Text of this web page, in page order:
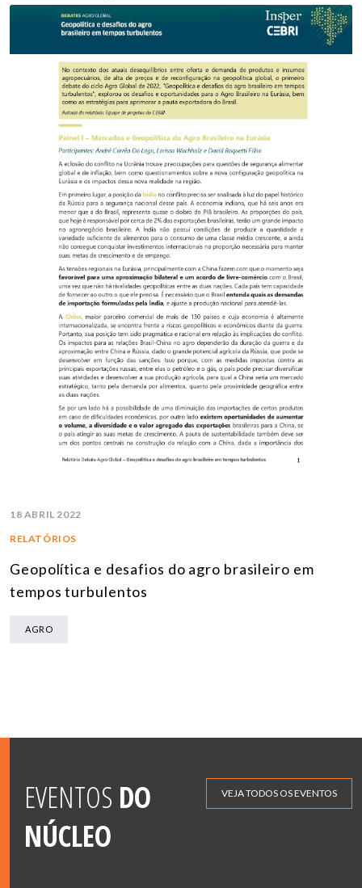
18 ABRIL 2022
RELATÓRIOS
Geopolítica e desafios do agro brasileiro em
tempos turbulentos
AGRO
EVENTOS DO
NÚCLEO
VEJA TODOS OS EVENTOS